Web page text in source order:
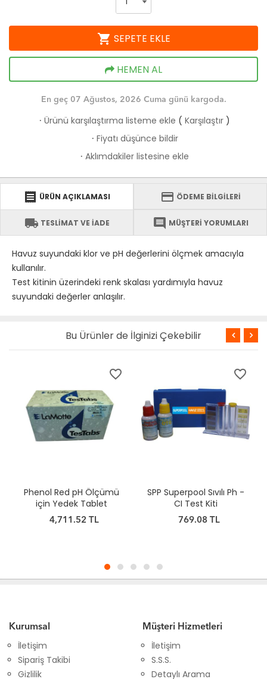
shopping_cart SEPETE EKLE
HEMEN AL
En geç 07 Ağustos, 2026 Cuma günü kargoda.
· Ürünü karşılaştırma listeme ekle ( Karşılaştır )
· Fiyatı düşünce bildir
· Aklımdakiler listesine ekle
receipt ÜRÜN AÇIKLAMASI credit_card ÖDEME BİLGİLERİ
local_shipping TESLİMAT VE İADE comment MÜŞTERİ YORUMLARI
Havuz suyundaki klor ve pH değerlerini ölçmek amacıyla
kullanılır.
Test kitinin üzerindeki renk skalası yardımıyla havuz
suyundaki değerler anlaşılır.
Bu Ürünler de İlginizi Çekebilir
favorite_border
Phenol Red pH Ölçümü
için Yedek Tablet
4,711.52 TL
favorite_border
SPP Superpool Sıvılı Ph -
CI Test Kiti
769.08 TL
Kurumsal
İletişim
Sipariş Takibi
Gizlilik
Müşteri Hizmetleri
İletişim
S.S.S.
Detaylı Arama